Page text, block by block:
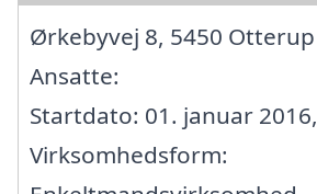
Ørkebyvej 8, 5450 Otterup
Ansatte:
Startdato: 01. januar 2016,
Virksomhedsform: